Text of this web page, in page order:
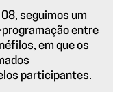
seguimos um
programação entre
em que os
participantes.